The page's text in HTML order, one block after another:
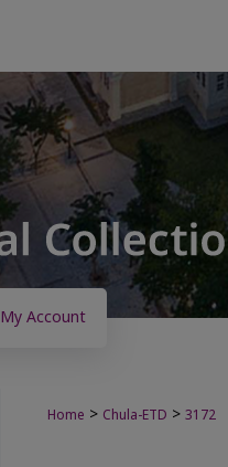
My Account
Home > Chula-ETD > 3172